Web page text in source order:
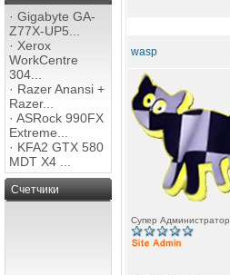
· Gigabyte GA-
Z77X-UP5...
· Xerox
WorkCentre
304...
· Razer Anansi +
Razer...
· ASRock 990FX
Extreme...
· KFA2 GTX 580
MDT X4 ...
Счетчики
wasp
Супер Администратор